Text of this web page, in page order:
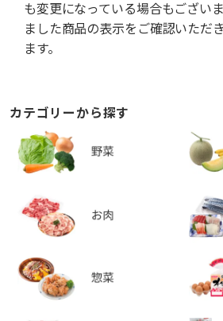
も変更になっている場合もござい
ました商品の表示をご確認いただ
ます。
カテゴリーから探す